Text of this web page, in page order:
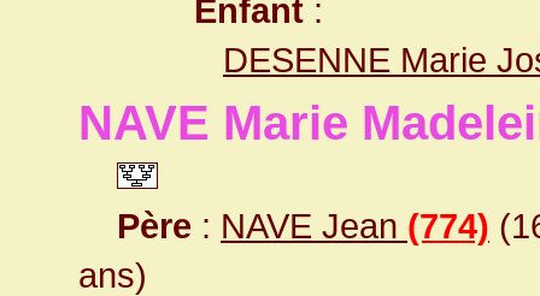
Enfant :
DESENNE Marie
NAVE Marie
Père : NAVE Jean (774)
ans)